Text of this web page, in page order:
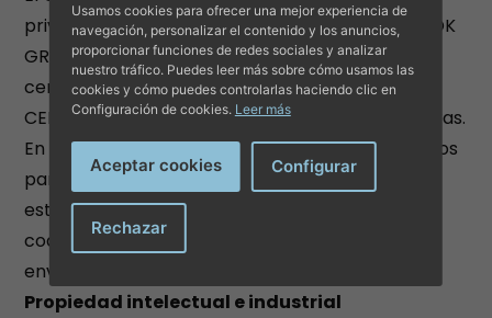
privacidad y seguridad de la información entre OK
GROUP y el usuario. OK GROUP dispone de un
certificado de seguridad que se utiliza por
CERTIFICADO SSL para realizar conexiones seguras.
En este proceso se establecen varios parámetros
para realizar la conexión de forma segura y se
establece usando llaves preestablecidas,
codificando y descodificando todos los datos
enviados hasta que la conexión sea cerrada.
Propiedad intelectual e industrial
Usamos cookies para ofrecer una mejor experiencia de
navegación, personalizar el contenido y los anuncios,
proporcionar funciones de redes sociales y analizar
nuestro tráfico. Puedes leer más sobre cómo usamos las
cookies y cómo puedes controlarlas haciendo clic en
Configuración de cookies. Leer más
Aceptar cookies Configurar
Rechazar